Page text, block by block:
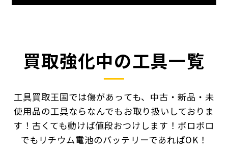
買取強化中の工具一覧
工具買取王国では傷があっても、中古・新品・未
使用品の工具ならなんでもお取り扱いしておりま
す！ 古くても動けば値段おつけします！ボロボロ
でもリチウム電池のバッテリーであればOK！